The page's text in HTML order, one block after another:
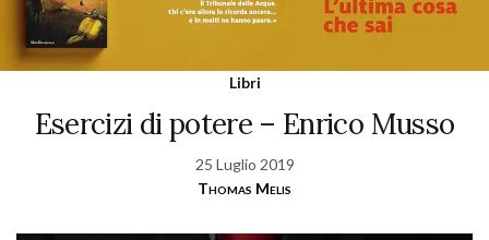
Libri
Esercizi di potere – Enrico Musso
25 Luglio 2019
Thomas Melis